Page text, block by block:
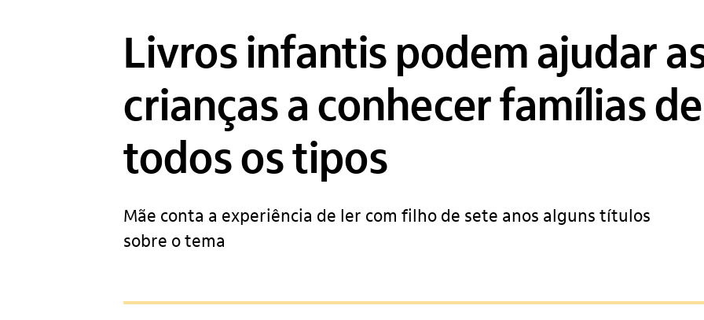
Livros infantis podem ajudar
crianças a conhecer famílias de
todos os tipos
Mãe conta a experiência de ler com filho de sete anos alguns títulos
sobre o tema